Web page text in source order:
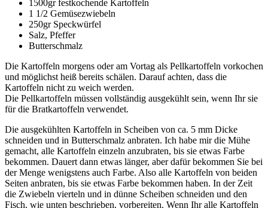
1500gr festkochende Kartoffeln
1 1/2 Gemüsezwiebeln
250gr Speckwürfel
Salz, Pfeffer
Butterschmalz
Die Kartoffeln morgens oder am Vortag als Pellkartoffeln vorkochen
und möglichst heiß bereits schälen. Darauf achten, dass die
Kartoffeln nicht zu weich werden.
Die Pellkartoffeln müssen vollständig ausgekühlt sein, wenn Ihr sie
für die Bratkartoffeln verwendet.
Die ausgekühlten Kartoffeln in Scheiben von ca. 5 mm Dicke
schneiden und in Butterschmalz anbraten. Ich habe mir die Mühe
gemacht, alle Kartoffeln einzeln anzubraten, bis sie etwas Farbe
bekommen. Dauert dann etwas länger, aber dafür bekommen Sie bei
der Menge wenigstens auch Farbe. Also alle Kartoffeln von beiden
Seiten anbraten, bis sie etwas Farbe bekommen haben. In der Zeit
die Zwiebeln vierteln und in dünne Scheiben schneiden und den
Fisch, wie unten beschrieben, vorbereiten. Wenn Ihr alle Kartoffeln